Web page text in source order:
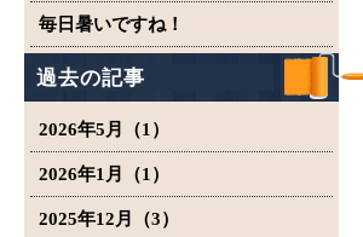
毎日暑いですね！
過去の記事
2026年5月（1）
2026年1月（1）
2025年12月（3）